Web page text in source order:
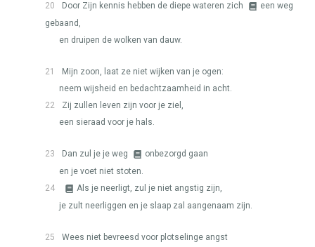
20
Door Zijn kennis hebben de diepe wateren zich
een weg
gebaand,
en druipen de wolken van dauw.
21
Mijn zoon, laat ze niet wijken van je ogen:
neem wijsheid en bedachtzaamheid in acht.
22
Zij zullen leven zijn voor je ziel,
een sieraad voor je hals.
23 Dan zul je je weg
onbezorgd gaan
en je voet niet stoten.
24
Als je neerligt, zul je niet angstig zijn,
je zult neerliggen en je slaap zal aangenaam zijn.
25
Wees niet bevreesd voor plotselinge angst